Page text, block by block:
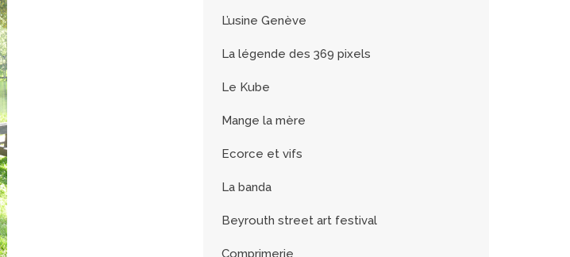
L’usine Genève
La légende des 369 pixels
Le Kube
Mange la mère
Ecorce et vifs
La banda
Beyrouth street art festival
Comprimerie